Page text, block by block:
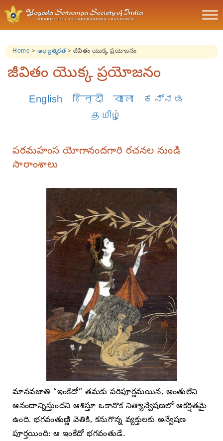
Home > ఆధ్యాత్మికత > జీవితం యొక్క ప్రయోజనం
జీవితం యొక్క ప్రయోజనం
English हिन्दी বাংলা
ಕನ್ನಡ
தமிழ்
పరమహంస యోగానందగారి రచనల నుండి
సారాంశాలు
మానవజాతి “ఇంకేదో” తమకు పరిపూర్ణమయిన, అంతులేని
ఆనందాన్నిస్తుందని ఆశిస్తూ ఒకానొక నిత్యాన్వేషణలో ఆకర్షితమై
ఉంది. భగవంతుణ్ణి వెతికి, కనుగొన్న వ్యక్తులకు అన్వేషణ
పూర్తయింది: ఆ ఇంకేదో భగవంతుడే.